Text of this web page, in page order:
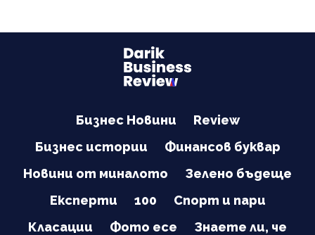
Бизнес Новини
Review
Бизнес истории
Финансов буквар
Новини от миналото
Зелено бъдеще
Експерти
100
Спорт и пари
Класации
Фото есе
Знаете ли, че